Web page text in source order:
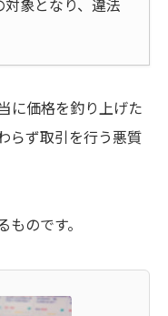
象となり、違法
に価格を釣り上げた
らず取引を行う悪質
ものです。